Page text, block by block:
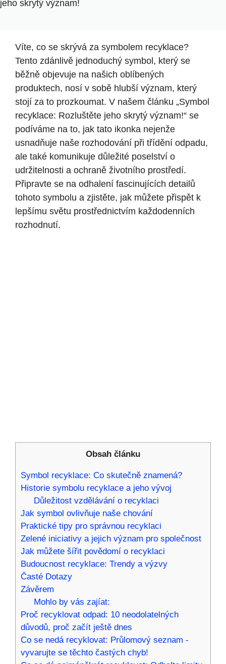
jeho skrytý význam!
Víte, co se skrývá za symbolem recyklace?
Tento zdánlivě jednoduchý symbol, který se
běžně objevuje na našich oblíbených
produktech, nosí v sobě hlubší význam, který
stojí za to prozkoumat. V našem článku „Symbol
recyklace: Rozluštěte jeho skrytý význam!“ se
podíváme na to, jak tato ikonka nejenže
usnadňuje naše rozhodování při třídění odpadu,
ale také komunikuje důležité poselství o
udržitelnosti a ochraně životního prostředí.
Připravte se na odhalení fascinujících detailů
tohoto symbolu a zjistěte, jak můžete přispět k
lepšímu světu prostřednictvím každodenních
rozhodnutí.
Obsah článku
Symbol recyklace: Co skutečně znamená?
Historie symbolu recyklace a jeho vývoj
Důležitost vzdělávání o recyklaci
Jak symbol ovlivňuje naše chování
Praktické tipy pro správnou recyklaci
Zelené iniciativy a jejich význam pro společnost
Jak můžete šířit povědomí o recyklaci
Budoucnost recyklace: Trendy a výzvy
Časté Dotazy
Závěrem
Mohlo by vás zajíat:
Proč recyklovat odpad: 10 neodolatelných
důvodů, proč začít ještě dnes
Co se nedá recyklovat: Průlomový seznam -
vyvarujte se těchto častých chyb!